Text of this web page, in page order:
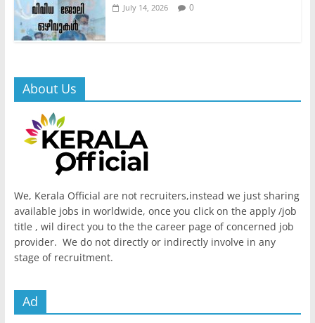
July 14, 2026 0
About Us
We, Kerala Official are not recruiters,instead we just sharing
available jobs in worldwide, once you click on the apply /job
title , wil direct you to the the career page of concerned job
provider. We do not directly or indirectly involve in any
stage of recruitment.
Ad